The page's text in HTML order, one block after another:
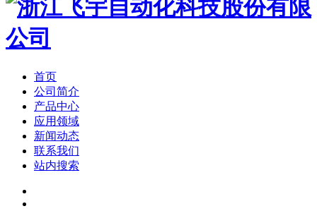
首页
公司简介
产品中心
应用领域
新闻动态
联系我们
站内搜索